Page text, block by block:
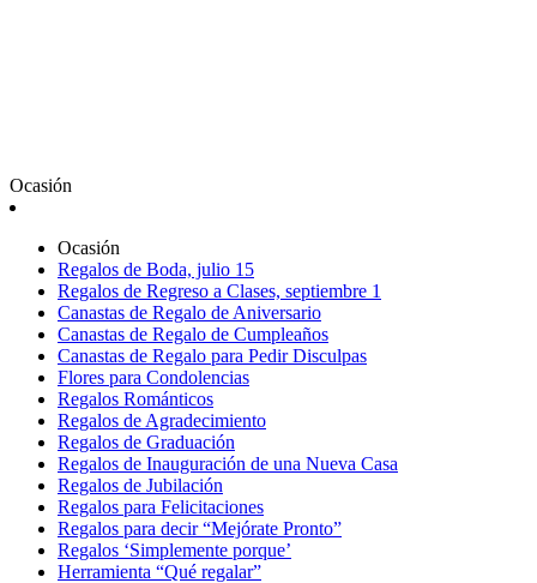
Ocasión
Ocasión
Regalos de Boda, julio 15
Regalos de Regreso a Clases, septiembre 1
Canastas de Regalo de Aniversario
Canastas de Regalo de Cumpleaños
Canastas de Regalo para Pedir Disculpas
Flores para Condolencias
Regalos Románticos
Regalos de Agradecimiento
Regalos de Graduación
Regalos de Inauguración de una Nueva Casa
Regalos de Jubilación
Regalos para Felicitaciones
Regalos para decir “Mejórate Pronto”
Regalos ‘Simplemente porque’
Herramienta “Qué regalar”